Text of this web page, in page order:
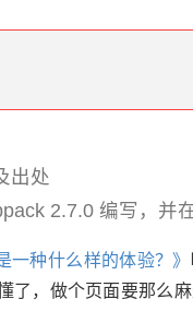
出处
2.7.0 编写，并
一种什么样的体验？》
了，做个页面要那么